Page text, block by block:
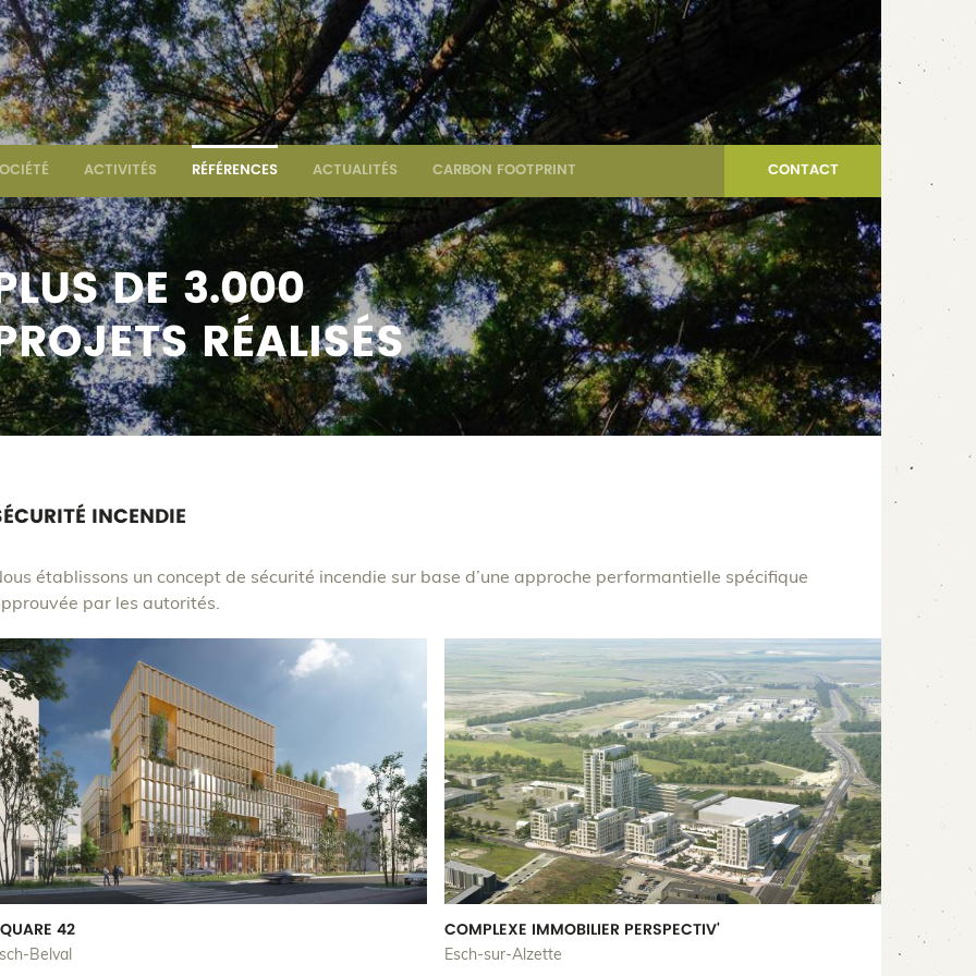
ACTIVITÉS RÉFÉRENCES ACTUALITÉS CARBON FOOTPRINT CONTACT
DE 3.000
RÉALISÉS
INCENDIE
établissons un concept de sécurité incendie sur base d’une approche performantielle spécifique
par les autorités.
42
Belval
COMPLEXE IMMOBILIER PERSPECTIV'
Esch-sur-Alzette